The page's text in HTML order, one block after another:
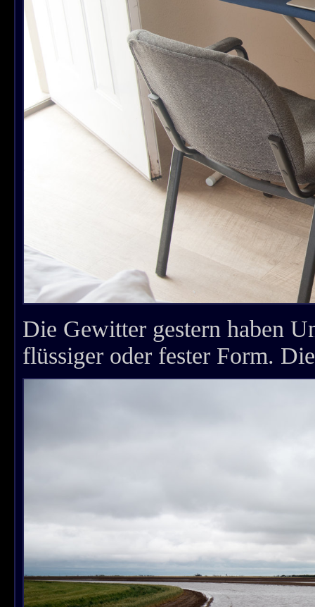
Die Gewitter gestern haben
flüssiger oder fester Form.